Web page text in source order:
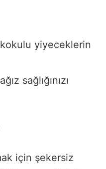
yiyeceklerin
sağlığınızı
için şekersiz